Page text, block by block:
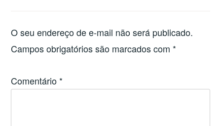
O seu endereço de e-mail não será publicado.
Campos obrigatórios são marcados com *
Comentário *